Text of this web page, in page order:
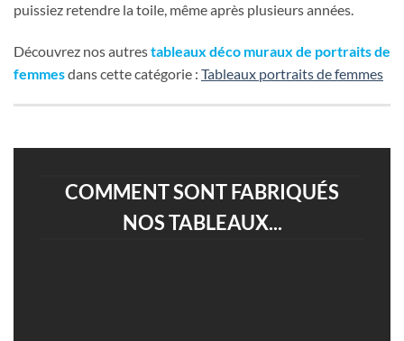
puissiez retendre la toile, même après plusieurs années.
Découvrez nos autrestableaux déco muraux de portraits de
femmesdans cette catégorie : Tableaux portraits de femmes
COMMENT SONT FABRIQUÉS
NOS TABLEAUX...